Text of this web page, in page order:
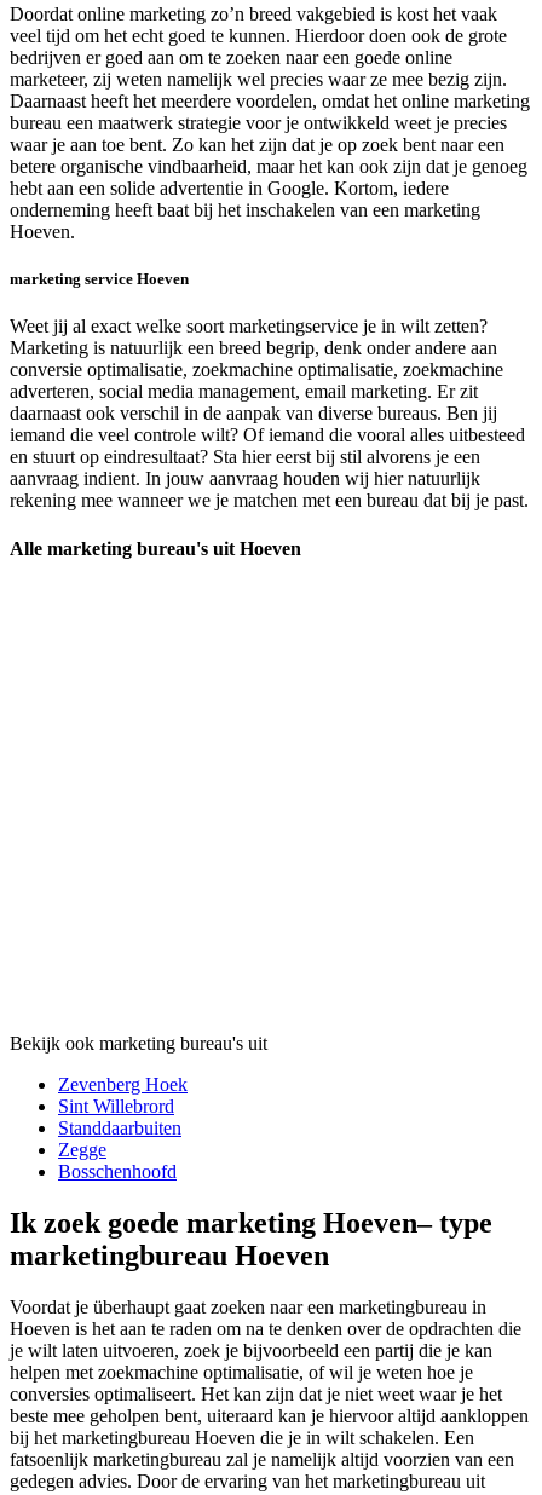
Doordat online marketing zo’n breed vakgebied is kost het vaak
veel tijd om het echt goed te kunnen. Hierdoor doen ook de grote
bedrijven er goed aan om te zoeken naar een goede online
marketeer, zij weten namelijk wel precies waar ze mee bezig zijn.
Daarnaast heeft het meerdere voordelen, omdat het online marketing
bureau een maatwerk strategie voor je ontwikkeld weet je precies
waar je aan toe bent. Zo kan het zijn dat je op zoek bent naar een
betere organische vindbaarheid, maar het kan ook zijn dat je genoeg
hebt aan een solide advertentie in Google. Kortom, iedere
onderneming heeft baat bij het inschakelen van een marketing
Hoeven.
marketing service Hoeven
Weet jij al exact welke soort marketingservice je in wilt zetten?
Marketing is natuurlijk een breed begrip, denk onder andere aan
conversie optimalisatie, zoekmachine optimalisatie, zoekmachine
adverteren, social media management, email marketing. Er zit
daarnaast ook verschil in de aanpak van diverse bureaus. Ben jij
iemand die veel controle wilt? Of iemand die vooral alles uitbesteed
en stuurt op eindresultaat? Sta hier eerst bij stil alvorens je een
aanvraag indient. In jouw aanvraag houden wij hier natuurlijk
rekening mee wanneer we je matchen met een bureau dat bij je past.
Alle marketing bureau's uit Hoeven
Bekijk ook marketing bureau's uit
Zevenberg Hoek
Sint Willebrord
Standdaarbuiten
Zegge
Bosschenhoofd
Ik zoek goede marketing Hoeven– type
marketingbureau Hoeven
Voordat je überhaupt gaat zoeken naar een marketingbureau in
Hoeven is het aan te raden om na te denken over de opdrachten die
je wilt laten uitvoeren, zoek je bijvoorbeeld een partij die je kan
helpen met zoekmachine optimalisatie, of wil je weten hoe je
conversies optimaliseert. Het kan zijn dat je niet weet waar je het
beste mee geholpen bent, uiteraard kan je hiervoor altijd aankloppen
bij het marketingbureau Hoeven die je in wilt schakelen. Een
fatsoenlijk marketingbureau zal je namelijk altijd voorzien van een
gedegen advies. Door de ervaring van het marketingbureau uit